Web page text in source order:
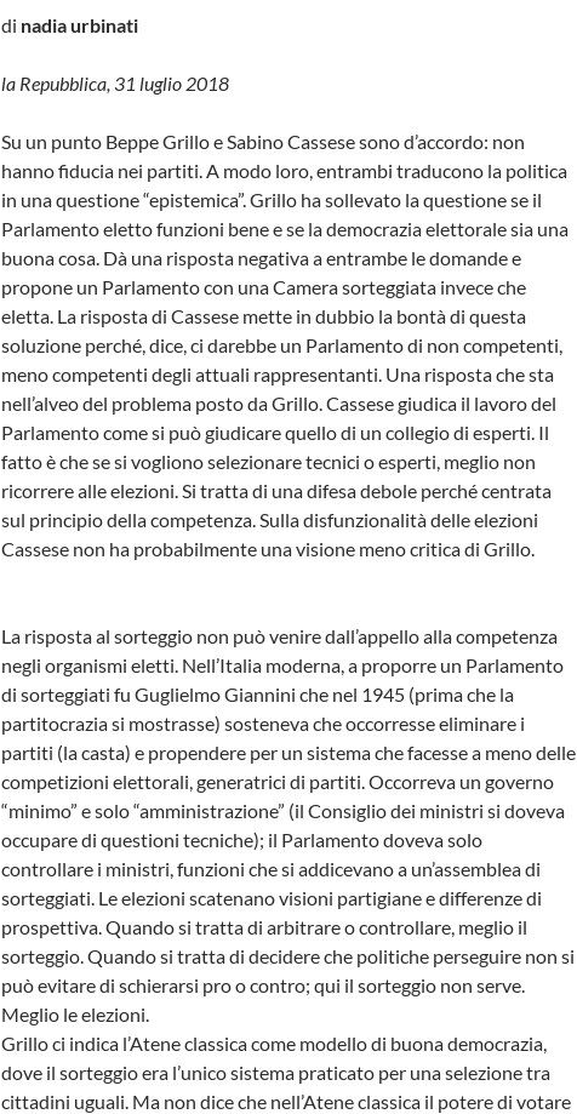
di nadia urbinati
la Repubblica, 31 luglio 2018
Su un punto Beppe Grillo e Sabino Cassese sono d’accordo: non
hanno fiducia nei partiti. A modo loro, entrambi traducono la politica
in una questione “epistemica”. Grillo ha sollevato la questione se il
Parlamento eletto funzioni bene e se la democrazia elettorale sia una
buona cosa. Dà una risposta negativa a entrambe le domande e
propone un Parlamento con una Camera sorteggiata invece che
eletta. La risposta di Cassese mette in dubbio la bontà di questa
soluzione perché, dice, ci darebbe un Parlamento di non competenti,
meno competenti degli attuali rappresentanti. Una risposta che sta
nell’alveo del problema posto da Grillo. Cassese giudica il lavoro del
Parlamento come si può giudicare quello di un collegio di esperti. Il
fatto è che se si vogliono selezionare tecnici o esperti, meglio non
ricorrere alle elezioni. Si tratta di una difesa debole perché centrata
sul principio della competenza. Sulla disfunzionalità delle elezioni
Cassese non ha probabilmente una visione meno critica di Grillo.
La risposta al sorteggio non può venire dall’appello alla competenza
negli organismi eletti. Nell’Italia moderna, a proporre un Parlamento
di sorteggiati fu Guglielmo Giannini che nel 1945 (prima che la
partitocrazia si mostrasse) sosteneva che occorresse eliminare i
partiti (la casta) e propendere per un sistema che facesse a meno delle
competizioni elettorali, generatrici di partiti. Occorreva un governo
“minimo” e solo “amministrazione” (il Consiglio dei ministri si doveva
occupare di questioni tecniche); il Parlamento doveva solo
controllare i ministri, funzioni che si addicevano a un’assemblea di
sorteggiati. Le elezioni scatenano visioni partigiane e differenze di
prospettiva. Quando si tratta di arbitrare o controllare, meglio il
sorteggio. Quando si tratta di decidere che politiche perseguire non si
può evitare di schierarsi pro o contro; qui il sorteggio non serve.
Meglio le elezioni.
Grillo ci indica l’Atene classica come modello di buona democrazia,
dove il sorteggio era l’unico sistema praticato per una selezione tra
cittadini uguali. Ma non dice che nell’Atene classica il potere di votare